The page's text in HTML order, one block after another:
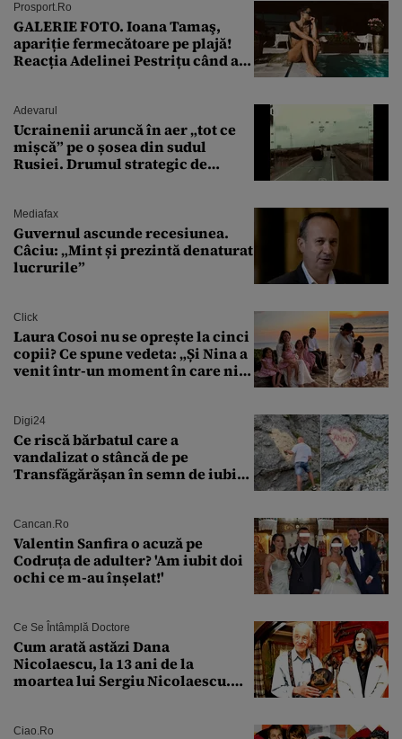
Prosport.ro
GALERIE FOTO. Ioana Tamaş,
apariție fermecătoare pe plajă!
Reacția Adelinei Pestrițu când a
Adevarul
Ucrainenii aruncă în aer „tot ce
mișcă” pe o șosea din sudul
Rusiei. Drumul strategic de
Mediafax
Guvernul ascunde recesiunea.
Câciu: „Mint și prezintă denaturat
lucrurile”
Click
Laura Cosoi nu se oprește la cinci
copii? Ce spune vedeta: „Și Nina a
venit într-un moment în care nici
Digi24
Ce riscă bărbatul care a
vandalizat o stâncă de pe
Transfăgărășan în semn de iubire
Cancan.ro
Valentin Sanfira o acuză pe
Codruța de adulter? 'Am iubit doi
ochi ce m-au înșelat!'
Ce Se Întâmplă Doctore
Cum arată astăzi Dana
Nicolaescu, la 13 ani de la
moartea lui Sergiu Nicolaescu.
Ciao.ro